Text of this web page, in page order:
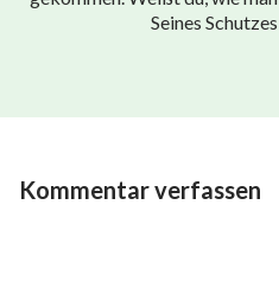
12. Vorschriften für
Seines
Kommentar verfassen